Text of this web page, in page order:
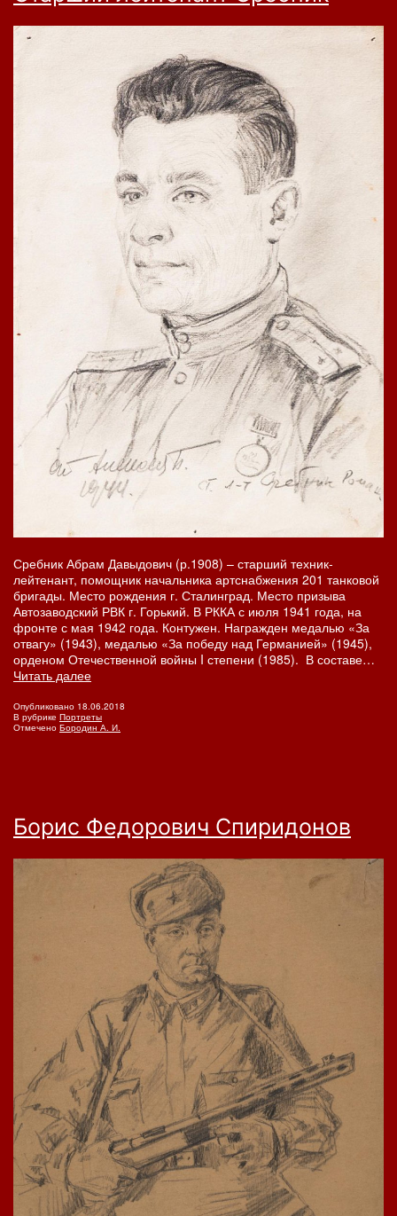
Сребник Абрам Давыдович (р.1908) – старший техник-
лейтенант, помощник начальника артснабжения 201 танковой
бригады. Место рождения г. Сталинград. Место призыва
Автозаводский РВК г. Горький. В РККА с июля 1941 года, на
фронте с мая 1942 года. Контужен. Награжден медалью «За
отвагу» (1943), медалью «За победу над Германией» (1945),
орденом Отечественной войны I степени (1985). В составе…
Читать далееСтарший
Сребник
Опубликовано 18.06.2018
В рубрике Портреты
Отмечено Бородин А. И.
Борис Федорович Спиридонов